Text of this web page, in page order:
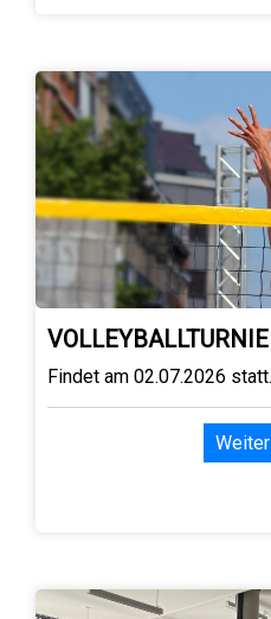
Findet am 02.07.2026 statt.